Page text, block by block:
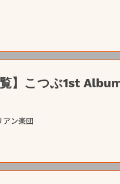
】こつぶ1st
アン楽団